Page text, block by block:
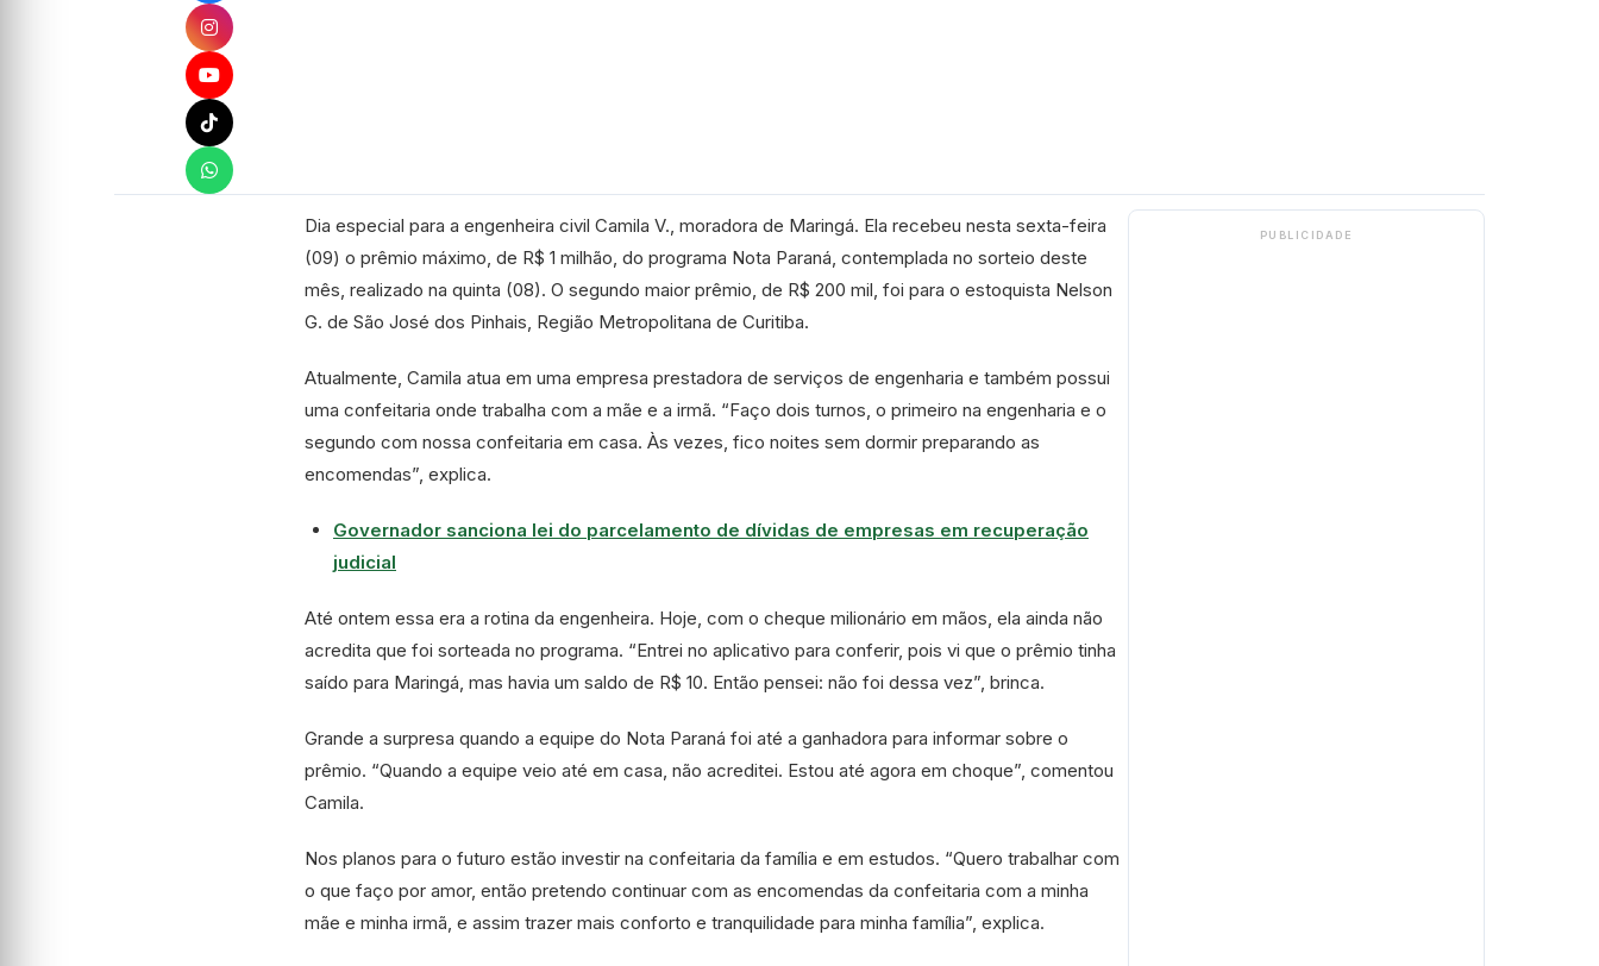
Dia especial para a engenheira civil Camila V., moradora de Maringá. Ela recebeu nesta sexta-feira
(09) o prêmio máximo, de R$ 1 milhão, do programa Nota Paraná, contemplada no sorteio deste
mês, realizado na quinta (08). O segundo maior prêmio, de R$ 200 mil, foi para o estoquista Nelson
G. de São José dos Pinhais, Região Metropolitana de Curitiba.
Atualmente, Camila atua em uma empresa prestadora de serviços de engenharia e também possui
uma confeitaria onde trabalha com a mãe e a irmã. “Faço dois turnos, o primeiro na engenharia e o
segundo com nossa confeitaria em casa. Às vezes, fico noites sem dormir preparando as
encomendas”, explica.
Governador sanciona lei do parcelamento de dívidas de empresas em recuperação
judicial
Até ontem essa era a rotina da engenheira. Hoje, com o cheque milionário em mãos, ela ainda não
acredita que foi sorteada no programa. “Entrei no aplicativo para conferir, pois vi que o prêmio tinha
saído para Maringá, mas havia um saldo de R$ 10. Então pensei: não foi dessa vez”, brinca.
Grande a surpresa quando a equipe do Nota Paraná foi até a ganhadora para informar sobre o
prêmio. “Quando a equipe veio até em casa, não acreditei. Estou até agora em choque”, comentou
Camila.
Nos planos para o futuro estão investir na confeitaria da família e em estudos. “Quero trabalhar com
o que faço por amor, então pretendo continuar com as encomendas da confeitaria com a minha
mãe e minha irmã, e assim trazer mais conforto e tranquilidade para minha família”, explica.
PUBLICIDADE